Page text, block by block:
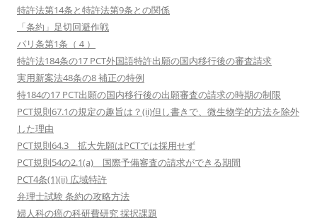
特許法第14条と特許法第9条との関係
「条約」足切回避作戦
パリ条第1条（４）
特許法184条の17 PCT外国語特許出願の国内移行後の審査請求
実用新案法48条の8 補正の特例
特184の17 PCT出願の国内移行後の出願審査の請求の時期の制限
PCT規則67.1の規定の趣旨は？(ii)但し書きで、微生物学的方法を除外
した理由
PCT規則64.3 拡大先願はPCTでは採用せず
PCT規則54の2.1(a) 国際予備審査の請求ができる期間
PCT4条(1)(ii) 広域特許
弁理士試験 条約の攻略方法
婦人科の癌の科研費研究 採択課題